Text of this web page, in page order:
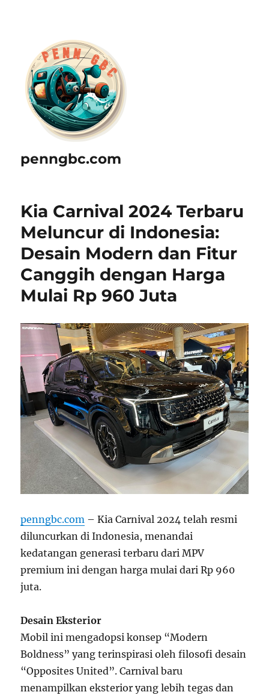
penngbc.com
Kia Carnival 2024 Terbaru
Meluncur di Indonesia:
Desain Modern dan Fitur
Canggih dengan Harga
Mulai Rp 960 Juta
penngbc.com – Kia Carnival 2024 telah resmi
diluncurkan di Indonesia, menandai
kedatangan generasi terbaru dari MPV
premium ini dengan harga mulai dari Rp 960
juta.
Desain Eksterior
Mobil ini mengadopsi konsep “Modern
Boldness” yang terinspirasi oleh filosofi desain
“Opposites United”. Carnival baru
menampilkan eksterior yang lebih tegas dan